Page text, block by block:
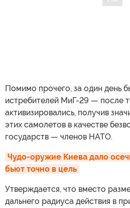
Помимо прочего, за один день
истребителей МиГ-29 — после
активизировались, получив
этих самолетов в качестве
государств — членов НАТО.
Чудо-оружие Киева дало
бьют точно в цель
Утверждается, что вместо
дальнего радиуса действия в